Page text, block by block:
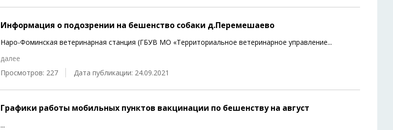
Информация о подозрении на бешенство собаки д.Перемешаево
Наро-Фоминская ветеринарная станция (ГБУВ МО «Территориальное ветеринарное управление...
далее
Просмотров: 227
Дата публикации: 24.09.2021
Графики работы мобильных пунктов вакцинации по бешенству на август
...